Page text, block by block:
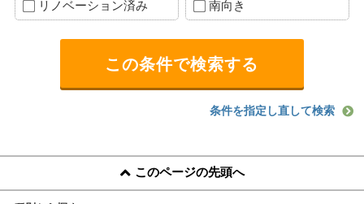
リノベーション済み 南向き
条件を指定し直して検索
このページの先頭へ